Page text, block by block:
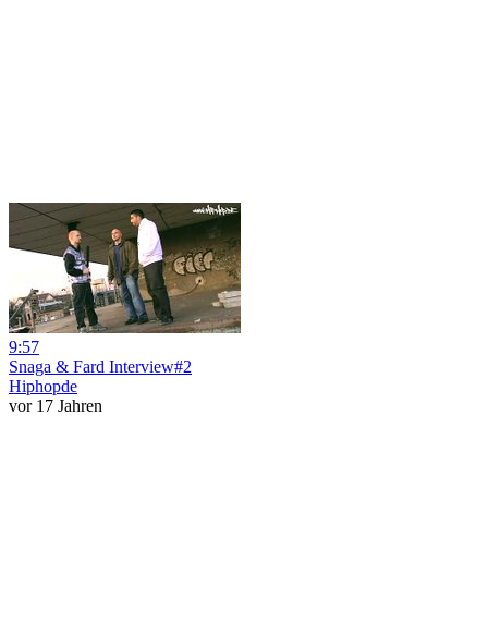
9:57
Snaga & Fard Interview#2
Hiphopde
vor 17 Jahren